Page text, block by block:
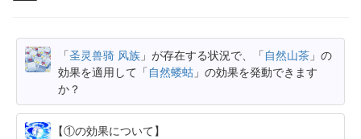
「圣灵兽骑 风族 」が存在する状況で、「自然山茶 」の
効果を適用して「自然蝼蛄 」の効果を発動できます
か？
【①の効果について】